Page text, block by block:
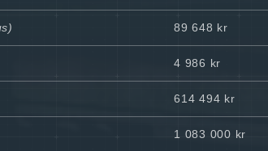
89 648 kr
4 986 kr
614 494 kr
1 083 000 kr